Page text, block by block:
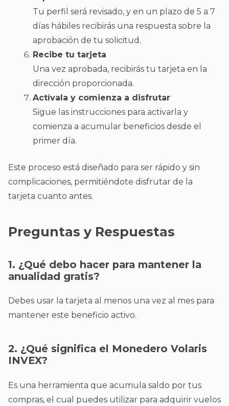
Tu perfil será revisado, y en un plazo de 5 a 7
días hábiles recibirás una respuesta sobre la
aprobación de tu solicitud.
Recibe tu tarjeta
Una vez aprobada, recibirás tu tarjeta en la
dirección proporcionada.
Actívala y comienza a disfrutar
Sigue las instrucciones para activarla y
comienza a acumular beneficios desde el
primer día.
Este proceso está diseñado para ser rápido y sin
complicaciones, permitiéndote disfrutar de la
tarjeta cuanto antes.
Preguntas y Respuestas
1. ¿Qué debo hacer para mantener la
anualidad gratis?
Debes usar la tarjeta al menos una vez al mes para
mantener este beneficio activo.
2. ¿Qué significa el Monedero Volaris
INVEX?
Es una herramienta que acumula saldo por tus
compras, el cual puedes utilizar para adquirir vuelos